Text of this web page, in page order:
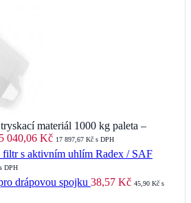
materiál 1000 kg paleta –
040,06 Kč 17 897,67 Kč s DPH
s aktivním uhlím Radex / SAF
DPH
drápovou spojku 38,57 Kč 45,90 Kč s